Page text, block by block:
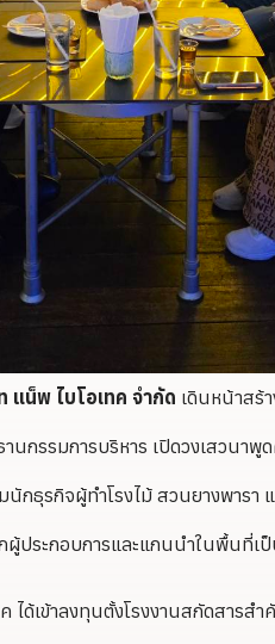
แน็พ ไบโอเทค จำกัด เดินหน้าสร้
านกรรมการบริหาร เปิดวงเสวนาพู
กธุรกิจผู้ทำโรงไม้ สวนยางพาร
ผู้ประกอบการและแกนนำในพื้นที่เ
ได้เข้าลงทุนตั้งโรงงานสกัดสาร